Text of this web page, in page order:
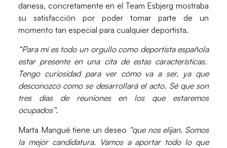
danesa, concretamente en el Team Esbjerg mostraba
su satisfacción por poder tomar parte de un
momento tan especial para cualquier deportista.
“Para mí es todo un orgullo como deportista española
estar presente en una cita de estas características.
Tengo curiosidad para ver cómo va a ser, ya que
desconozco como se desarrollará el acto. Sé que son
tres días de reuniones en los que estaremos
ocupados”.
Marta Mangué tiene un deseo “que nos elijan. Somos
la mejor candidatura. Vamos a aportar todo lo que